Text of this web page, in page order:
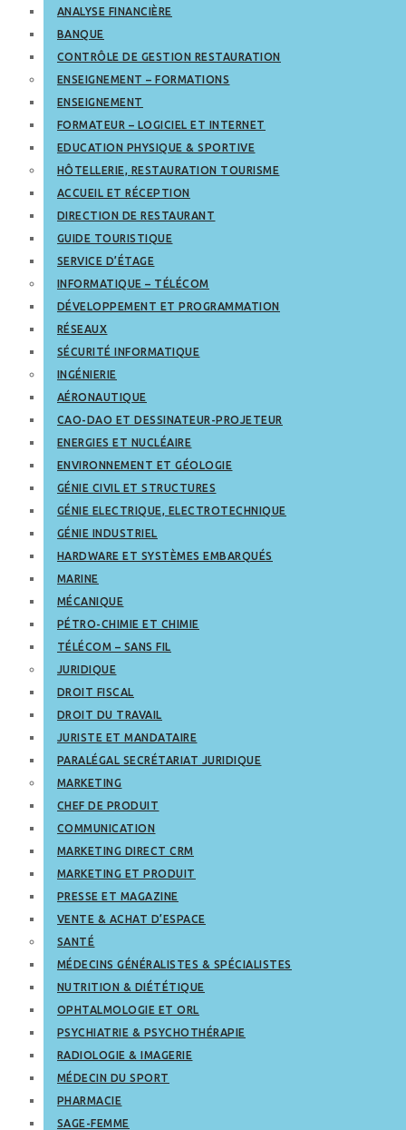
ANALYSE FINANCIÈRE
BANQUE
CONTRÔLE DE GESTION RESTAURATION
ENSEIGNEMENT – FORMATIONS
ENSEIGNEMENT
FORMATEUR – LOGICIEL ET INTERNET
EDUCATION PHYSIQUE & SPORTIVE
HÔTELLERIE, RESTAURATION TOURISME
ACCUEIL ET RÉCEPTION
DIRECTION DE RESTAURANT
GUIDE TOURISTIQUE
SERVICE D’ÉTAGE
INFORMATIQUE – TÉLÉCOM
DÉVELOPPEMENT ET PROGRAMMATION
RÉSEAUX
SÉCURITÉ INFORMATIQUE
INGÉNIERIE
AÉRONAUTIQUE
CAO-DAO ET DESSINATEUR-PROJETEUR
ENERGIES ET NUCLÉAIRE
ENVIRONNEMENT ET GÉOLOGIE
GÉNIE CIVIL ET STRUCTURES
GÉNIE ELECTRIQUE, ELECTROTECHNIQUE
GÉNIE INDUSTRIEL
HARDWARE ET SYSTÈMES EMBARQUÉS
MARINE
MÉCANIQUE
PÉTRO-CHIMIE ET CHIMIE
TÉLÉCOM – SANS FIL
JURIDIQUE
DROIT FISCAL
DROIT DU TRAVAIL
JURISTE ET MANDATAIRE
PARALÉGAL SECRÉTARIAT JURIDIQUE
MARKETING
CHEF DE PRODUIT
COMMUNICATION
MARKETING DIRECT CRM
MARKETING ET PRODUIT
PRESSE ET MAGAZINE
VENTE & ACHAT D’ESPACE
SANTÉ
MÉDECINS GÉNÉRALISTES & SPÉCIALISTES
NUTRITION & DIÉTÉTIQUE
OPHTALMOLOGIE ET ORL
PSYCHIATRIE & PSYCHOTHÉRAPIE
RADIOLOGIE & IMAGERIE
MÉDECIN DU SPORT
PHARMACIE
SAGE-FEMME